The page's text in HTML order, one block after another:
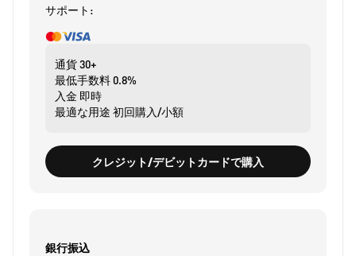
サポート:
通貨30+
最低手数料0.8%
入金 即時
最適な用途 初回購入/小額
クレジット/デビットカードで購入
銀行振込